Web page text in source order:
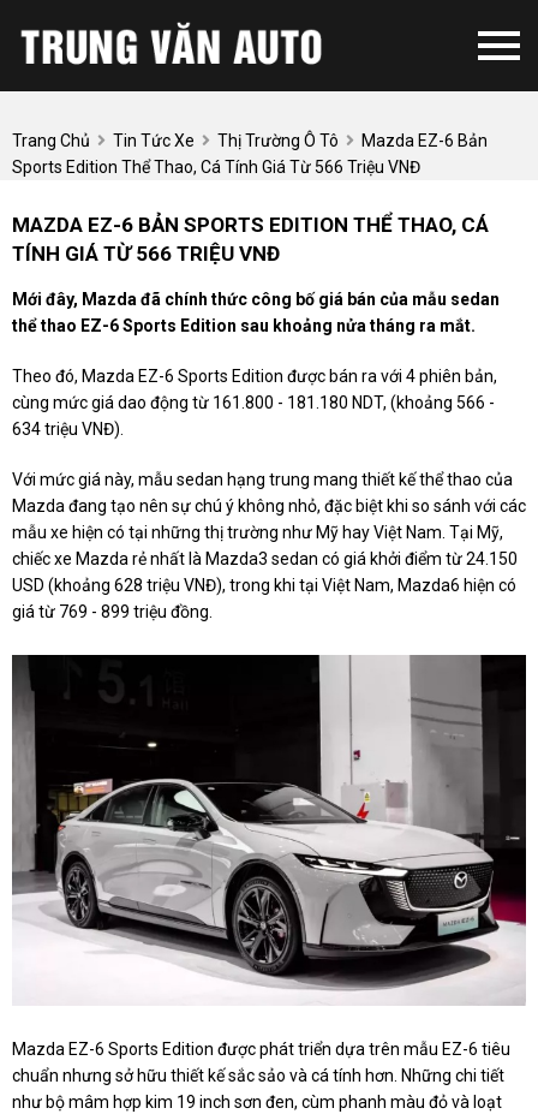
Trang Chủ Tin Tức Xe Thị Trường Ô Tô
Mazda EZ-6 Bản
Sports Edition Thể Thao, Cá Tính Giá Từ 566 Triệu VNĐ
MAZDA EZ-6 BẢN SPORTS EDITION THỂ THAO, CÁ
TÍNH GIÁ TỪ 566 TRIỆU VNĐ
Mới đây, Mazda đã chính thức công bố giá bán của mẫu sedan
thể thao EZ-6 Sports Edition sau khoảng nửa tháng ra mắt.
Theo đó, Mazda EZ-6 Sports Edition được bán ra với 4 phiên bản,
cùng mức giá dao động từ 161.800 - 181.180 NDT, (khoảng 566 -
634 triệu VNĐ).
Với mức giá này, mẫu sedan hạng trung mang thiết kế thể thao của
Mazda đang tạo nên sự chú ý không nhỏ, đặc biệt khi so sánh với các
mẫu xe hiện có tại những thị trường như Mỹ hay Việt Nam. Tại Mỹ,
chiếc xe Mazda rẻ nhất là Mazda3 sedan có giá khởi điểm từ 24.150
USD (khoảng 628 triệu VNĐ), trong khi tại Việt Nam, Mazda6 hiện có
giá từ 769 - 899 triệu đồng.
Mazda EZ-6 Sports Edition được phát triển dựa trên mẫu EZ-6 tiêu
chuẩn nhưng sở hữu thiết kế sắc sảo và cá tính hơn. Những chi tiết
như bộ mâm hợp kim 19 inch sơn đen, cùm phanh màu đỏ và loạt